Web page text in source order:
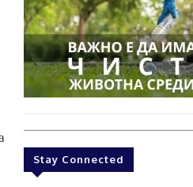
Stay Connected